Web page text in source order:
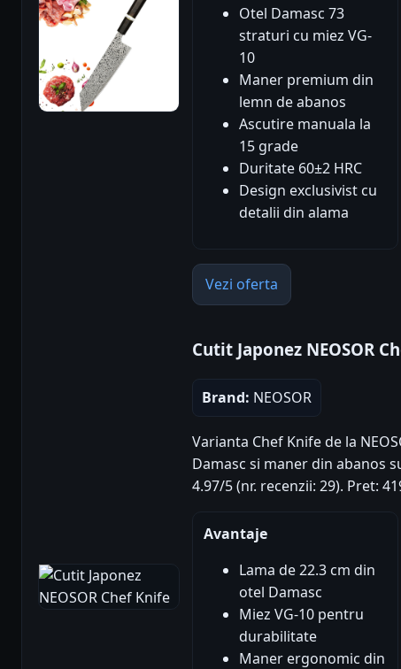
Otel Damasc 73
straturi cu miez VG-
10
Maner premium din
lemn de abanos
Ascutire manuala la
15 grade
Duritate 60±2 HRC
Design exclusivist cu
detalii din alama
Vezi oferta
Cutit Japonez NEOSOR
Brand: NEOSOR
Varianta Chef Knife de la
Damasc si maner din abanos
4.97/5 (nr. recenzii: 29). Pret:
Avantaje
Lama de 22.3 cm din
otel Damasc
Miez VG-10 pentru
durabilitate
Maner ergonomic din